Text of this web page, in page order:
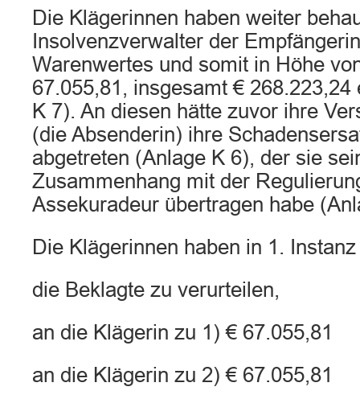
Die Klägerinnen haben weiter
Insolvenzverwalter der
Warenwertes und somit in Höhe
67.055,81, insgesamt €
K 7). An diesen hätte zuvor ihre
(die Absenderin) ihre
abgetreten (Anlage K 6), der sie
Zusammenhang mit der
Assekuradeur übertragen habe
Die Klägerinnen haben in 1.
die Beklagte zu verurteilen,
an die Klägerin zu 1) € 67.055,81
an die Klägerin zu 2) € 67.055,81